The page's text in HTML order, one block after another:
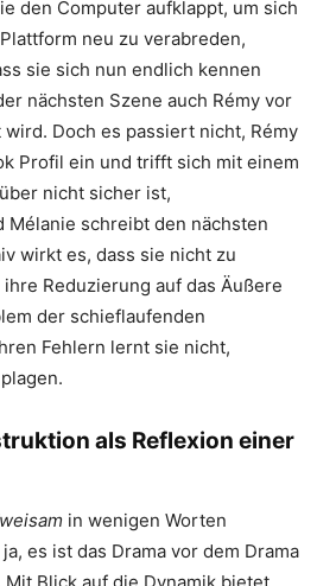
den Computer aufklappt, um sich
neu zu verabreden,
sie sich nun endlich kennen
nächsten Szene auch Rémy vor
Doch es passiert nicht, Rémy
Profil ein und trifft sich mit einem
nicht sicher ist,
Mélanie schreibt den nächsten
wirkt es, dass sie nicht zu
Reduzierung auf das Äußere
der schieflaufenden
Fehlern lernt sie nicht,
als Reflexion einer
in wenigen Worten
es ist das Drama vor dem Drama